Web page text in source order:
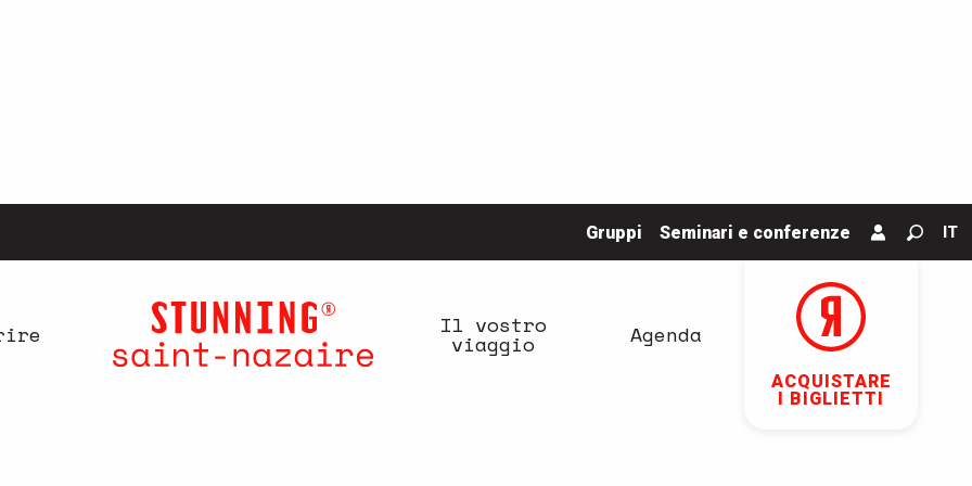
Gruppi Seminari e conferenze IT
ACQUISTARE
I BIGLIETTI
Il vostro
viaggio Agenda